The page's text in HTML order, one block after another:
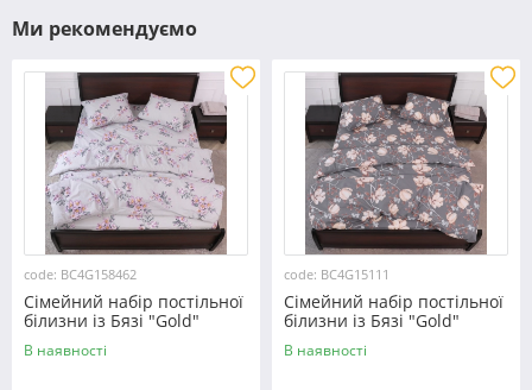
Ми рекомендуємо
code: BC4G158462
Сімейний набір постільної
білизни із Бязі "Gold"
№158462 Черешенька™
В наявності
code: BC4G15111
Сімейний набір постільної
білизни із Бязі "Gold"
№15111 Черешенька™
В наявності